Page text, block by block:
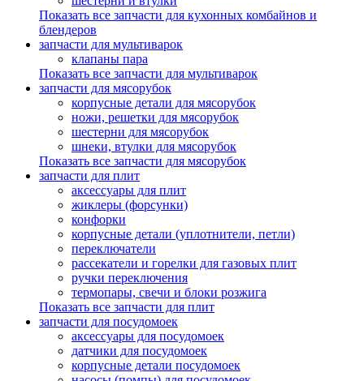
Показать все запчасти для кухонных комбайнов и
блендеров
запчасти для мультиварок
клапаны пара
Показать все запчасти для мультиварок
запчасти для мясорубок
корпусные детали для мясорубок
ножи, решетки для мясорубок
шестерни для мясорубок
шнеки, втулки для мясорубок
Показать все запчасти для мясорубок
запчасти для плит
аксессуары для плит
жиклеры (форсунки)
конфорки
корпусные детали (уплотнители, петли)
переключатели
рассекатели и горелки для газовых плит
ручки переключения
термопары, свечи и блоки розжига
Показать все запчасти для плит
запчасти для посудомоек
аксессуары для посудомоек
датчики для посудомоек
корпусные детали посудомоек